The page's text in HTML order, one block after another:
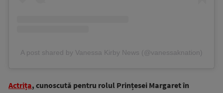
A post shared by Vanessa Kirby News (@vanessaknation)
Actrița, cunoscută pentru rolul Prințesei Margaret în